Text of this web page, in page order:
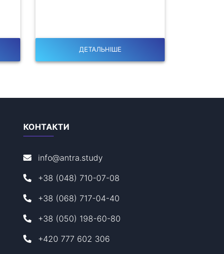
ДЕТАЛЬНІШЕ
КОНТАКТИ
info@antra.study
+38 (048) 710-07-08
+38 (068) 717-04-40
+38 (050) 198-60-80
+420 777 602 306